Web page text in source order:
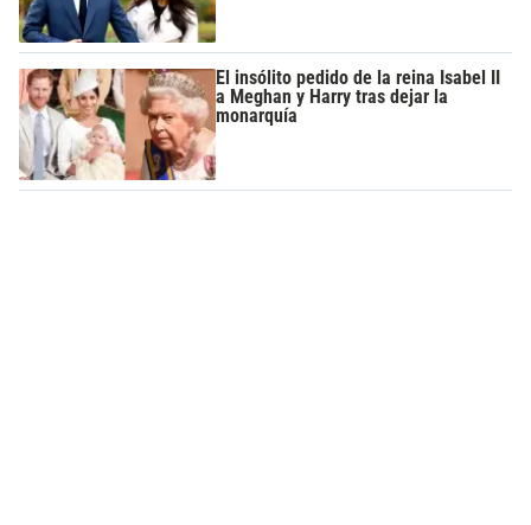
El insólito pedido de la reina Isabel II
a Meghan y Harry tras dejar la
monarquía